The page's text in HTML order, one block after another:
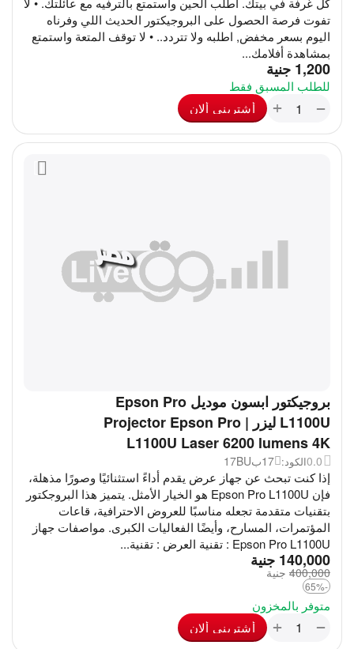
تفوت فرصة الحصول على البروجيكتور الحديث اللي وفرناه
اليوم بسعر مخفض, اطلبه ولا تتردد.. • لا توقف المتعة واستمتع
بمشاهدة أفلامك...
جنية 1,200
للطلب المسبق فقط
+ − أشترينى ألان
بروجيكتور ابسون موديل Epson Pro
L1100U ليزر | Projector Epson Pro
L1100U Laser 6200 lumens 4K
0.0الكود: 17ب17BU
إذا كنت تبحث عن جهاز عرض يقدم أداءً استثنائيًا وصورًا مذهلة،
فإن Epson Pro L1100U هو الخيار الأمثل. يتميز هذا البروجكتور
بتقنيات متقدمة تجعله مناسبًا للعروض الاحترافية، قاعات
المؤتمرات، المسارح، وأيضًا الفعاليات الكبرى. مواصفات جهاز
Epson Pro L1100U : تقنية العرض : تقنية...
جنية 140,000
جنية 400,000
-65%
متوفر بالمخزون
+ − أشترينى ألان